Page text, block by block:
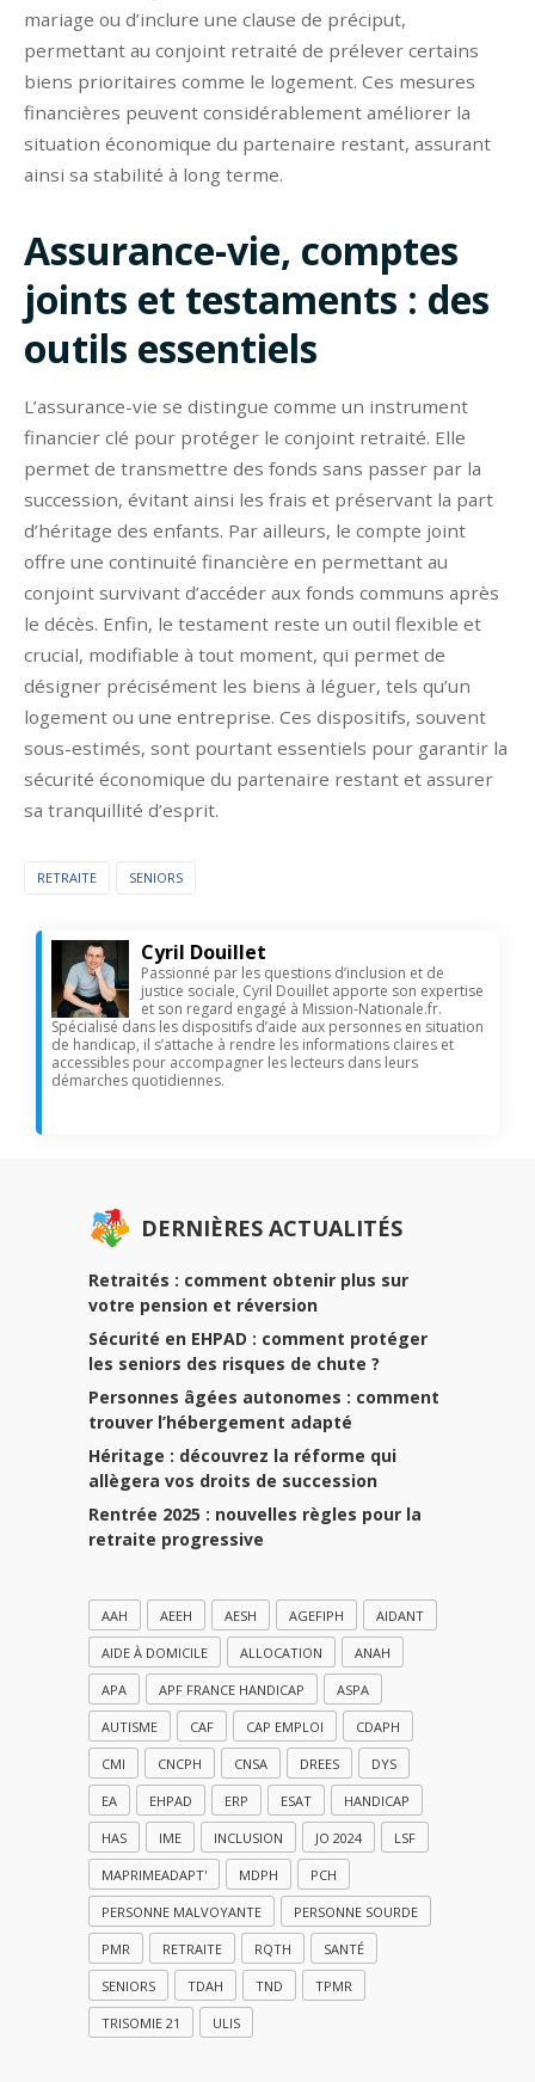
mariage ou d’inclure une clause de préciput,
permettant au conjoint retraité de prélever certains
biens prioritaires comme le logement. Ces mesures
financières peuvent considérablement améliorer la
situation économique du partenaire restant, assurant
ainsi sa stabilité à long terme.
Assurance-vie, comptes
joints et testaments : des
outils essentiels
L’assurance-vie se distingue comme un instrument
financier clé pour protéger le conjoint retraité. Elle
permet de transmettre des fonds sans passer par la
succession, évitant ainsi les frais et préservant la part
d’héritage des enfants. Par ailleurs, le compte joint
offre une continuité financière en permettant au
conjoint survivant d’accéder aux fonds communs après
le décès. Enfin, le testament reste un outil flexible et
crucial, modifiable à tout moment, qui permet de
désigner précisément les biens à léguer, tels qu’un
logement ou une entreprise. Ces dispositifs, souvent
sous-estimés, sont pourtant essentiels pour garantir la
sécurité économique du partenaire restant et assurer
sa tranquillité d’esprit.
RETRAITE SENIORS
Cyril Douillet
Passionné par les questions d’inclusion et de
justice sociale, Cyril Douillet apporte son expertise
et son regard engagé à Mission-Nationale.fr.
Spécialisé dans les dispositifs d’aide aux personnes en situation
de handicap, il s’attache à rendre les informations claires et
accessibles pour accompagner les lecteurs dans leurs
démarches quotidiennes.
DERNIÈRES ACTUALITÉS
Retraités : comment obtenir plus sur
votre pension et réversion
Sécurité en EHPAD : comment protéger
les seniors des risques de chute ?
Personnes âgées autonomes : comment
trouver l’hébergement adapté
Héritage : découvrez la réforme qui
allègera vos droits de succession
Rentrée 2025 : nouvelles règles pour la
retraite progressive
AAH AEEH AESH AGEFIPH AIDANT
AIDE À DOMICILE ALLOCATION ANAH
APA APF FRANCE HANDICAP ASPA
AUTISME CAF CAP EMPLOI CDAPH
CMI CNCPH CNSA DREES DYS
EA EHPAD ERP ESAT HANDICAP
HAS IME INCLUSION JO 2024 LSF
MAPRIMEADAPT' MDPH PCH
PERSONNE MALVOYANTE PERSONNE SOURDE
PMR RETRAITE RQTH SANTÉ
SENIORS TDAH TND TPMR
TRISOMIE 21 ULIS